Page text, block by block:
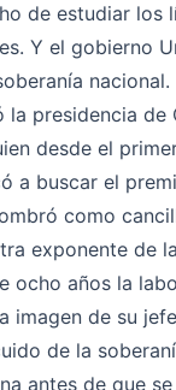
de estudiar los
Y el gobierno
nacional.
presidencia de
desde el
a buscar el
como
exponente de
ocho años la
imagen de su
de la
antes de que